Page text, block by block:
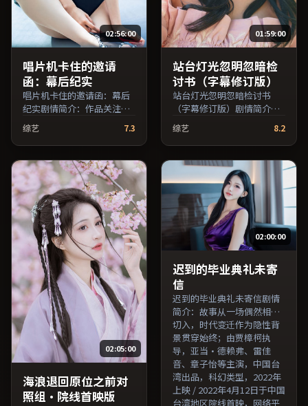
02:56:00
唱片机卡住的邀请
函：幕后纪实
唱片机卡住的邀请函：幕后
纪实剧情简介：作品关注边
缘群体的日常抉择，影像质
感兼顾院线观感与流媒体清
晰度；由许鞍华执导，周冬
雨、河正宇、廖凡等主演，
中国台湾出品，犯罪类型，
2018年上映 / 2018年8月20
日于中国台湾地区院线首
映，网络平台同步更新片
源。在网络平台播放时建议
开启高清画质以获得更佳细
节。（国产影视资源大全免
费条目索引，支持片名与演
员交叉检索。）
综艺 7.3
01:59:00
站台灯光忽明忽暗检
讨书（字幕修订版）
站台灯光忽明忽暗检讨书
（字幕修订版）剧情简介：
叙事线索在城市与乡野之间
往返，亲情线与友情线并行
推进；由朴赞郁执导，王俊
凯、黄政民、马修·麦康纳
等主演，中国香港出品，犯
罪类型，2023年上映 / 2023
年11月16日于中国香港地区
院线首映，网络平台同步更
新片源。若你偏爱节奏不急
躁、人物立体的作品，值得
一看。（国产影视资源大全
免费条目索引，支持片名与
演员交叉检索。）
综艺 8.2
02:05:00
海浪退回原位之前对
照组·院线首映版
02:00:00
迟到的毕业典礼未寄
信
迟到的毕业典礼未寄信剧情
简介：故事从一场偶然相遇
切入，时代变迁作为隐性背
景贯穿始终；由贾樟柯执
导，亚当·德赖弗、雷佳
音、章子怡等主演，中国台
湾出品，科幻类型，2022年
上映 / 2022年4月12日于中国
台湾地区院线首映，网络平